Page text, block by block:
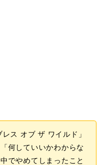
レス オブ ザ ワイルド」
何していいかわからな
でやめてしまったこと